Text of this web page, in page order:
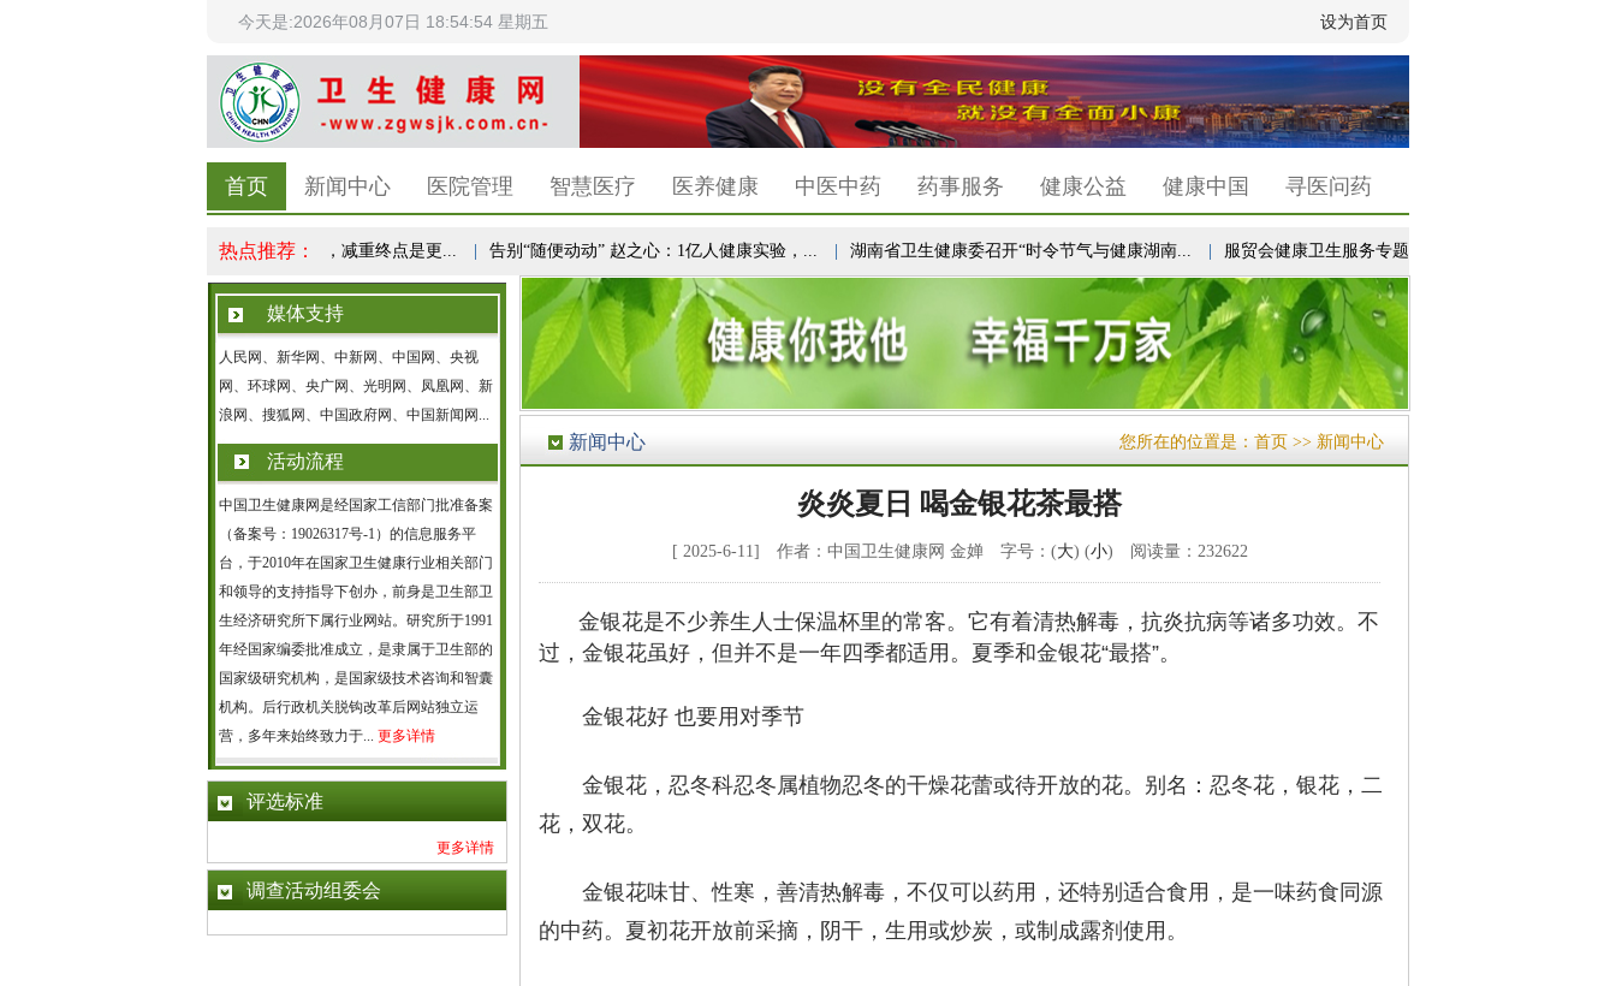
今天是:2026年08月07日 18:54:55 星期五 设为首页
首页 新闻中心 医院管理 智慧医疗 医养健康 中医中药 药事服务 健康公益 健康中国 寻医问药
热点推荐：
科学体重管理成全民健康共识，减重终点是更... | 告别“随便动动” 赵之心：1亿人健康实验，... | 湖南省卫生健康委召开“时令节气与健康湖南... | 服贸会健康卫生服务专题首次设立“未来医疗...
媒体支持
人民网、新华网、中新网、中国网、央视
网、环球网、央广网、光明网、凤凰网、新
浪网、搜狐网、中国政府网、中国新闻网...
活动流程
中国卫生健康网是经国家工信部门批准备案
（备案号：19026317号-1）的信息服务平
台，于2010年在国家卫生健康行业相关部门
和领导的支持指导下创办，前身是卫生部卫
生经济研究所下属行业网站。研究所于1991
年经国家编委批准成立，是隶属于卫生部的
国家级研究机构，是国家级技术咨询和智囊
机构。后行政机关脱钩改革后网站独立运
营，多年来始终致力于... 更多详情
评选标准
更多详情
调查活动组委会
新闻中心 您所在的位置是： 首页 >> 新闻中心
炎炎夏日 喝金银花茶最搭
[ 2025-6-11] 作者：中国卫生健康网 金婵 字号：(大) (小) 阅读量：232622
金银花是不少养生人士保温杯里的常客。它有着清热解毒，抗炎抗病等诸多功效。不
过，金银花虽好，但并不是一年四季都适用。夏季和金银花“最搭”。
金银花好 也要用对季节
金银花，忍冬科忍冬属植物忍冬的干燥花蕾或待开放的花。别名：忍冬花，银花，二
花，双花。
金银花味甘、性寒，善清热解毒，不仅可以药用，还特别适合食用，是一味药食同源
的中药。夏初花开放前采摘，阴干，生用或炒炭，或制成露剂使用。